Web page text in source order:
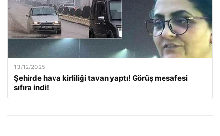
13/12/2025
Şehirde hava kirliliği tavan yaptı! Görüş mesafesi
sıfıra indi!